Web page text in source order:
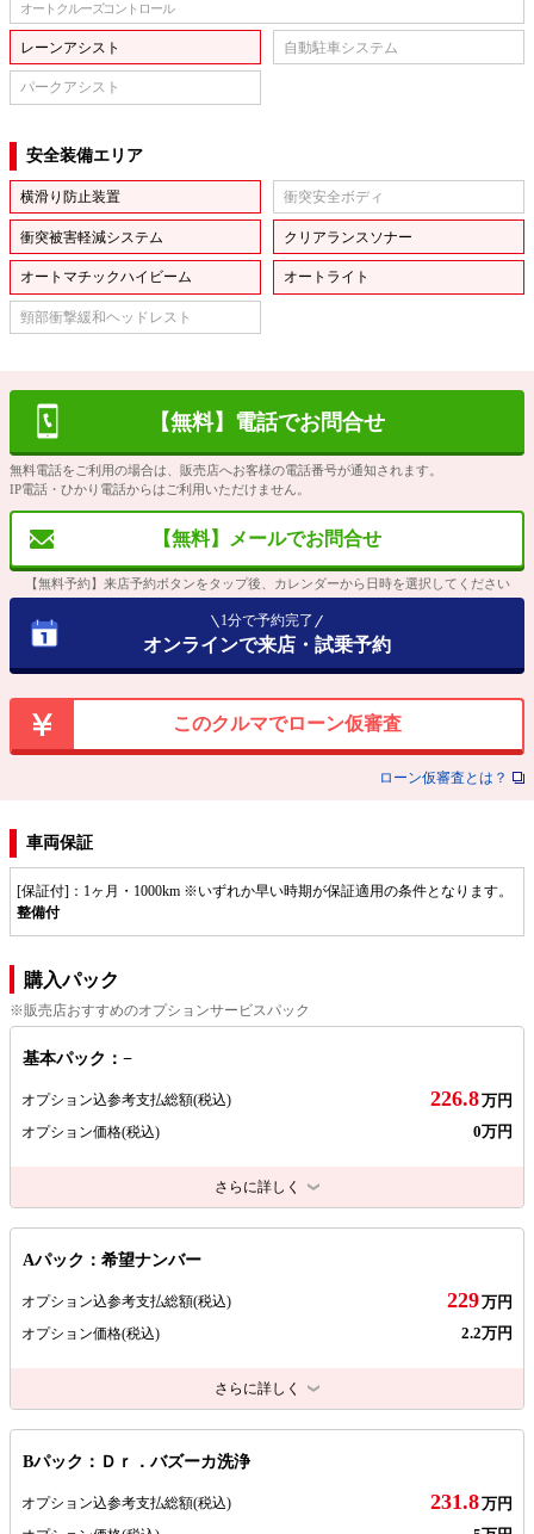
オートクルーズコントロール
レーンアシスト 自動駐車システム
パークアシスト
安全装備エリア
横滑り防止装置 衝突安全ボディ
衝突被害軽減システム クリアランスソナー
オートマチックハイビーム オートライト
頸部衝撃緩和ヘッドレスト
【無料】電話でお問合せ
無料電話をご利用の場合は、販売店へお客様の電話番号が通知されます。
IP電話・ひかり電話からはご利用いただけません。
【無料】メールでお問合せ
【無料予約】来店予約ボタンをタップ後、カレンダーから日時を選択してください
1分で予約完了
オンラインで来店・試乗予約
このクルマでローン仮審査
ローン仮審査とは？
車両保証
[保証付]：1ヶ月・1000km ※いずれか早い時期が保証適用の条件となります。
整備付
購入パック
※販売店おすすめのオプションサービスパック
基本パック：−
オプション込参考支払総額(税込) 226.8万円
オプション価格(税込) 0万円
さらに詳しく
Aパック：希望ナンバー
オプション込参考支払総額(税込) 229万円
オプション価格(税込) 2.2万円
さらに詳しく
Bパック：Ｄｒ．バズーカ洗浄
オプション込参考支払総額(税込) 231.8万円